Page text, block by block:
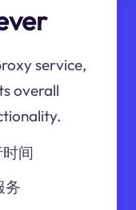
service,
overall
间
务